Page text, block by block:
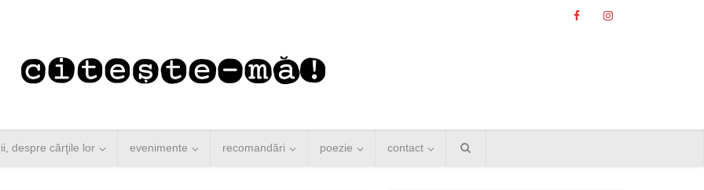
despre cărţile lor evenimente recomandări poezie contact